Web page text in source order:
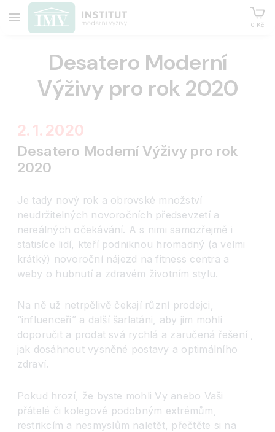
0 Kč
Desatero Moderní
Výživy pro rok 2020
2. 1. 2020
Desatero Moderní Výživy pro rok
2020
Je tady nový rok a obrovské množství
neudržitelných novoročních předsevzetí a
nereálných očekávání. A s nimi samozřejmě i
statisíce lidí, kteří podniknou hromadný (a velmi
krátký) novoroční nájezd na fitness centra a
weby o hubnutí a zdravém životním stylu.
Na ně už netrpělivě čekají různí prodejci,
“influenceři” a další šarlatáni, aby jim mohli
doporučit a prodat svá rychlá a zaručená řešení ,
jak dosáhnout vysněné postavy a optimálního
zdraví.
Pokud hrozí, že byste mohli Vy anebo Vaši
přátelé či kolegové podobným extrémům,
restrikcím a nesmyslům naletět, přečtěte si na